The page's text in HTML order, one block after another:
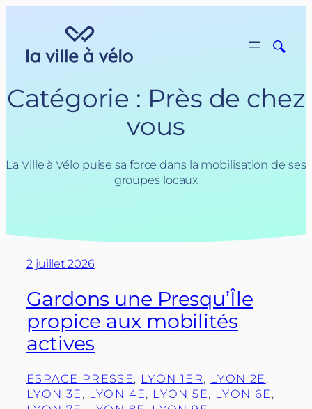
Catégorie : Près de chez
vous
La Ville à Vélo puise sa force dans la mobilisation de ses
groupes locaux
2 juillet 2026
Gardons une Presqu’Île
propice aux mobilités
actives
ESPACE PRESSE, LYON 1ER, LYON 2E
LYON 3E , LYON 4E, LYON 5E, LYON 6E